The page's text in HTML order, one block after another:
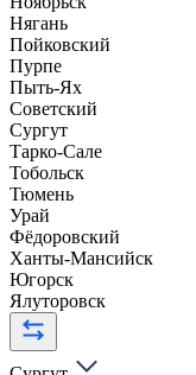
Нягань
Пойковский
Пурпе
Пыть-Ях
Советский
Сургут
Тарко-Сале
Тобольск
Тюмень
Урай
Фёдоровский
Ханты-Мансийск
Югорск
Ялуторовск